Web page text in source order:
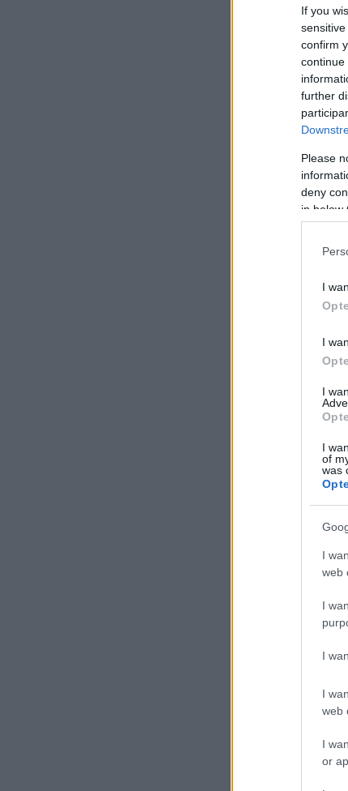
If you
confirm
continue
further
Please
deny
in below
I
I
I
I
of
was
I
web
I
I
I
web
I
or